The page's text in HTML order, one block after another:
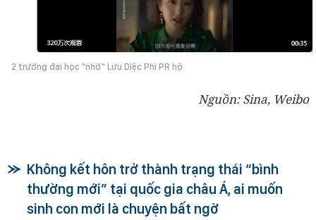
2 trường đại học "nhờ" Lưu Diệc Phi PR hộ
Nguồn: Sina, Weibo
Không kết hôn trở thành trạng thái “bình
thường mới” tại quốc gia châu Á, ai muốn
sinh con mới là chuyện bất ngờ